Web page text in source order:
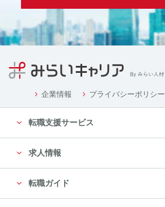
企業情報 プライバシーポリシー
転職支援サービス
求人情報
転職ガイド